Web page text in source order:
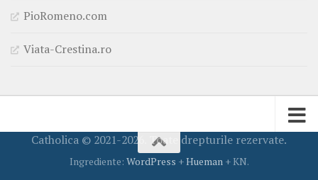
PioRomeno.com
Viata-Crestina.ro
Catholica © 2021-2026. Toate drepturile rezervate.
Ingrediente: WordPress +Hueman+ KN.